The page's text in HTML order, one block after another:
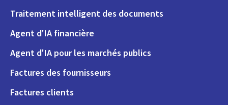
Traitement intelligent des documents
Agent d'IA financière
Agent d'IA pour les marchés publics
Factures des fournisseurs
Factures clients